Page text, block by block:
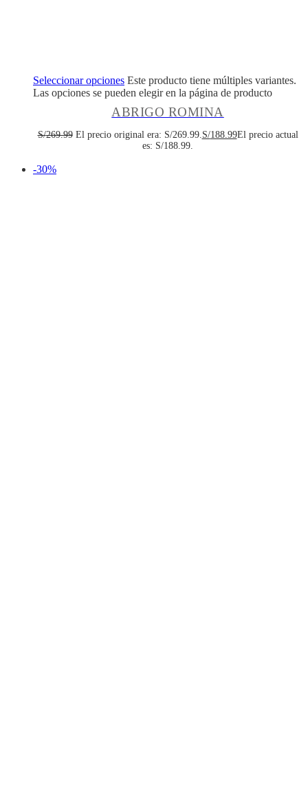
Seleccionar opciones Este producto tiene múltiples variantes.
Las opciones se pueden elegir en la página de producto
ABRIGO ROMINA
S/269.99 El precio original era: S/269.99.S/188.99El precio actual
es: S/188.99.
-30%